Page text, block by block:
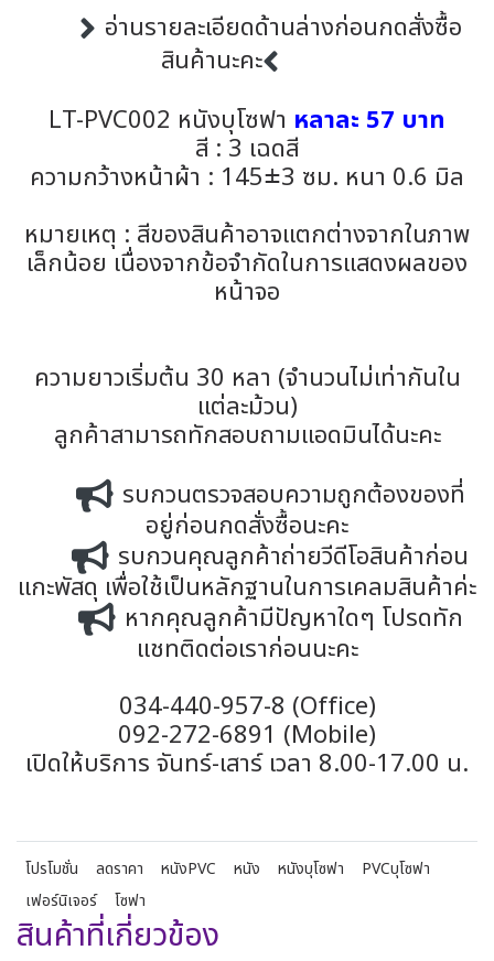
อ่านรายละเอียดด้านล่างก่อนกดสั่งซื้อ
สินค้านะคะ
LT-PVC002 หนังบุโซฟา หลาละ 57 บาท
สี : 3 เฉดสี
ความกว้างหน้าผ้า : 145±3 ซม. หนา 0.6 มิล
หมายเหตุ : สีของสินค้าอาจแตกต่างจากในภาพ
เล็กน้อย เนื่องจากข้อจำกัดในการแสดงผลของ
หน้าจอ
ความยาวเริ่มต้น 30 หลา (จำนวนไม่เท่ากันใน
แต่ละม้วน)
ลูกค้าสามารถทักสอบถามแอดมินได้นะคะ
รบกวนตรวจสอบความถูกต้องของที่
อยู่ก่อนกดสั่งซื้อนะคะ
รบกวนคุณลูกค้าถ่ายวีดีโอสินค้าก่อน
แกะพัสดุ เพื่อใช้เป็นหลักฐานในการเคลมสินค้าค่ะ
หากคุณลูกค้ามีปัญหาใดๆ โปรดทัก
แชทติดต่อเราก่อนนะคะ
034-440-957-8 (Office)
092-272-6891 (Mobile)
เปิดให้บริการ จันทร์-เสาร์ เวลา 8.00-17.00 น.
โปรโมชั่น ลดราคา หนังPVC หนัง หนังบุโซฟา
PVCบุโซฟา
เฟอร์นิเจอร์
โซฟา
สินค้าที่เกี่ยวข้อง